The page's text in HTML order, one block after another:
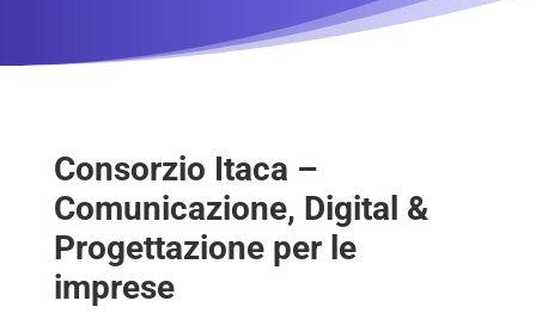
Consorzio Itaca –
Comunicazione, Digital &
Progettazione per le
imprese